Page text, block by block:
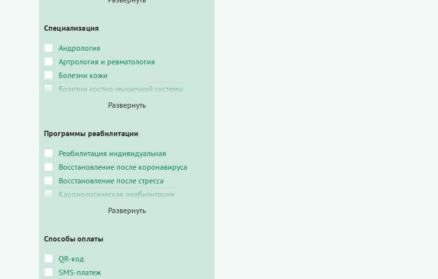
Специализация
Андрология
Артрология и ревматология
Болезни кожи
Болезни костно-мышечной системы
Программы реабилитации
Реабилитация индивидуальная
Восстановление после коронавируса
Восстановление после стресса
Кардиологическая реабилитация
Способы оплаты
QR-код
SMS-платеж